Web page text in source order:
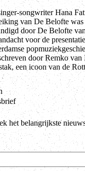
songwriter Hana
van De Belofte was
door De Belofte
voor de
door Remko
een icoon van de
het belangrijkste